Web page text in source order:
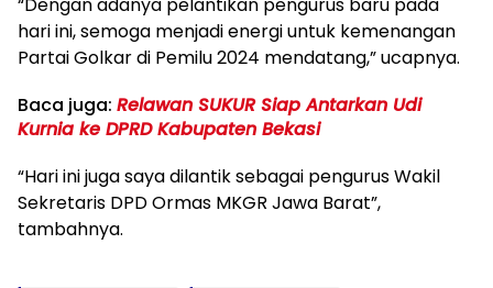
hari ini, semoga menjadi energi untuk kemenangan
Partai Golkar di Pemilu 2024 mendatang,” ucapnya.
Baca juga: Relawan SUKUR Siap Antarkan Udi
Kurnia ke DPRD Kabupaten Bekasi
“Hari ini juga saya dilantik sebagai pengurus Wakil
Sekretaris DPD Ormas MKGR Jawa Barat”,
tambahnya.